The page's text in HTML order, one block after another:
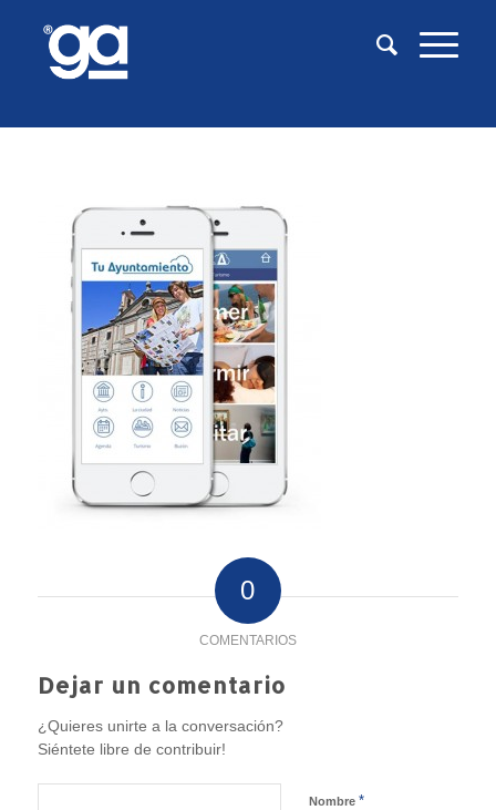
0
COMENTARIOS
Dejar un comentario
¿Quieres unirte a la conversación?
Siéntete libre de contribuir!
Nombre *